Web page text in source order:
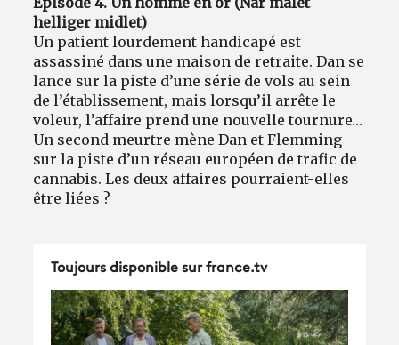
helliger midlet)
Un patient lourdement handicapé est
assassiné dans une maison de retraite. Dan se
lance sur la piste d’une série de vols au sein
de l’établissement, mais lorsqu’il arrête le
voleur, l’affaire prend une nouvelle tournure…
Un second meurtre mène Dan et Flemming
sur la piste d’un réseau européen de trafic de
cannabis. Les deux affaires pourraient-elles
être liées ?
Toujours disponible sur france.tv